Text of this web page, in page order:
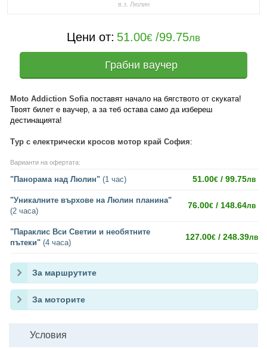
в.з. Люлин
Цени от: 51.00€ /99.75лв
Грабни ваучер
Moto Addiction Sofiaпоставят начало на бягството от скуката!
Твоят билет е ваучер, а за теб остава само да избереш
дестинацията!
Тур с електрически кросов мотор край София:
Варианти на офертата:
"Панорама над Люлин" (1 час) 51.00€ / 99.75лв
"Уникалните върхове на Люлин планина"
(2 часа)
76.00€ / 148.64лв
"Параклис Вси Светии и необятните
пътеки" (4 часа)
127.00€ / 248.39лв
За маршрутите
За моторите
Условия